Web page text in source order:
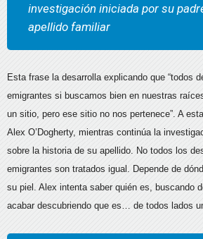
investigación iniciada por su
apellido familiar
Esta frase la desarrolla explicando que “todos
emigrantes si buscamos bien en nuestras
un sitio, pero ese sitio no nos pertenece”. A
Alex O’Dogherty, mientras continúa la
sobre la historia de su apellido. No todos los
emigrantes son tratados igual. Depende de
su piel. Alex intenta saber quién es, buscando
acabar descubriendo que es… de todos lados